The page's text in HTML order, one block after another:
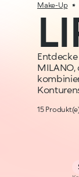
Make-Up
15